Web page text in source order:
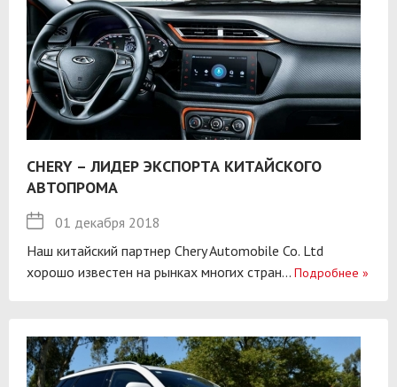
CHERY – ЛИДЕР ЭКСПОРТА КИТАЙСКОГО
АВТОПРОМА
01 декабря 2018
Наш китайский партнер Chery Automobile Co. Ltd
хорошо известен на рынках многих стран... Подробнее »